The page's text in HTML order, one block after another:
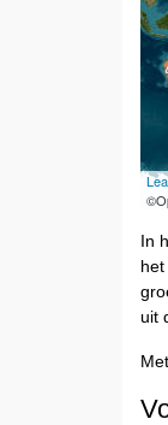
In
uit